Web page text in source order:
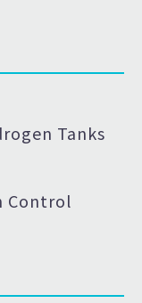
Tanks
Control